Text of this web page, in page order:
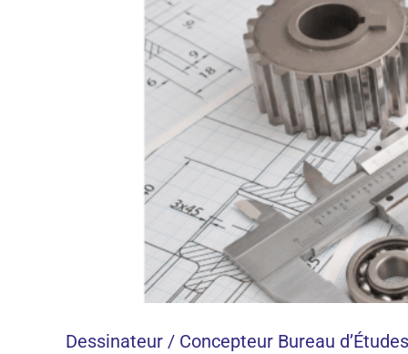
en
H/F
Dessinateur / Concepteur Bureau
Référent